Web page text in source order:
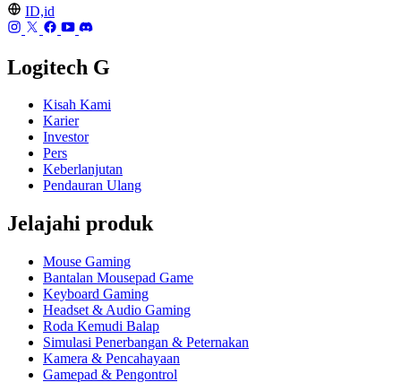
ID,id
Logitech G
Kisah Kami
Karier
Investor
Pers
Keberlanjutan
Pendauran Ulang
Jelajahi produk
Mouse Gaming
Bantalan Mousepad Game
Keyboard Gaming
Headset & Audio Gaming
Roda Kemudi Balap
Simulasi Penerbangan & Peternakan
Kamera & Pencahayaan
Gamepad & Pengontrol